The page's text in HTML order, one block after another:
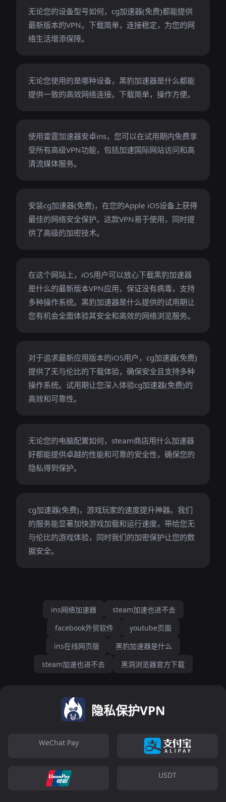
无论您的设备型号如何，cg加速器(免费)都能提供
最新版本的VPN。下载简单，连接稳定，为您的网
络生活增添保障。
无论您使用的是哪种设备，黑豹加速器是什么都能
提供一致的高效网络连接。下载简单，操作方便。
使用雷霆加速器安卓ins，您可以在试用期内免费享
受所有高级VPN功能，包括加速国际网站访问和高
清流媒体服务。
安装cg加速器(免费)，在您的Apple iOS设备上获得
最佳的网络安全保护。这款VPN易于使用，同时提
供了高级的加密技术。
在这个网站上，iOS用户可以放心下载黑豹加速器
是什么的最新版本VPN应用，保证没有病毒，支持
多种操作系统。黑豹加速器是什么提供的试用期让
您有机会全面体验其安全和高效的网络浏览服务。
对于追求最新应用版本的iOS用户，cg加速器(免费)
提供了无与伦比的下载体验，确保安全且支持多种
操作系统。试用期让您深入体验cg加速器(免费)的
高效和可靠性。
无论您的电脑配置如何，steam商店用什么加速器
好都能提供卓越的性能和可靠的安全性，确保您的
隐私得到保护。
cg加速器(免费)，游戏玩家的速度提升神器。我们
的服务能显著加快游戏加载和运行速度，带给您无
与伦比的游戏体验，同时我们的加密保护让您的数
据安全。
ins网络加速器
steam加速也进不去
facebook外贸软件
youtube页面
ins在线网页版
黑豹加速器是什么
steam加速也进不去
黑洞浏览器官方下载
隐私保护VPN
WeChat Pay
USDT